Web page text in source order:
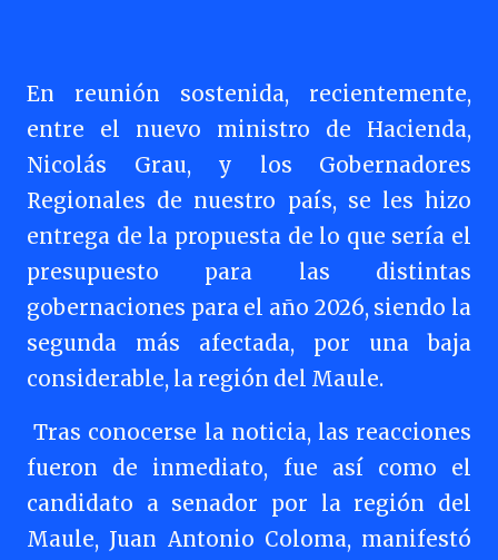
En reunión sostenida, recientemente,
entre el nuevo ministro de Hacienda,
Nicolás Grau, y los Gobernadores
Regionales de nuestro país, se les hizo
entrega de la propuesta de lo que sería el
presupuesto para las distintas
gobernaciones para el año 2026, siendo la
segunda más afectada, por una baja
considerable, la región del Maule.
Tras conocerse la noticia, las reacciones
fueron de inmediato, fue así como el
candidato a senador por la región del
Maule, Juan Antonio Coloma, manifestó